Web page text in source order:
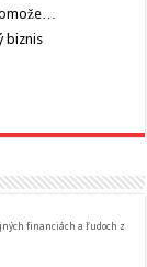
biznis
financiách a ľudoch z